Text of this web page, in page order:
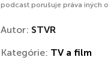
podcast porušuje práva iných
Autor: STVR
Kategórie: TV a film